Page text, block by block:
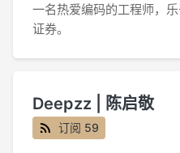
一名热爱编码的工程师，
证券。
Deepzz | 陈启敬
订阅 59